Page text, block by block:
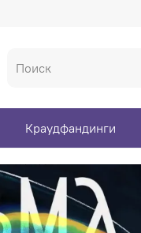
Краудфандинги